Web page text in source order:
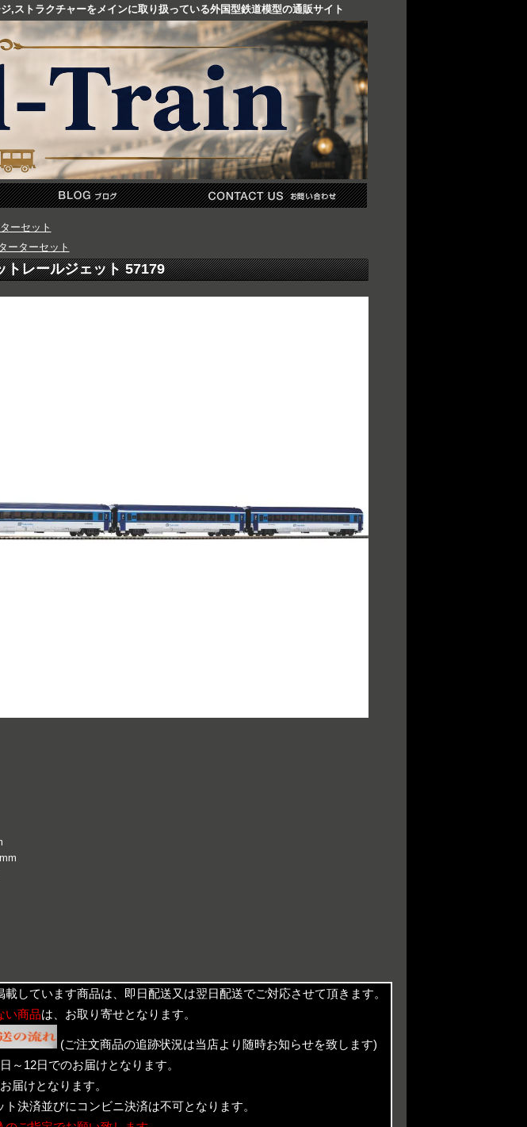
,ストラクチャーをメインに取り扱っている外国型鉄道模型の通販サイト
ーセット
ーターセット
レールジェット 57179
載しています商品は、即日配送又は翌日配送でご対応させて頂きます。
い商品は、お取り寄せとなります。
(ご注文商品の追跡状況は当店より随時お知らせを致します)
～12日でのお届けとなります。
届けとなります。
決済並びにコンビニ決済は不可となります。